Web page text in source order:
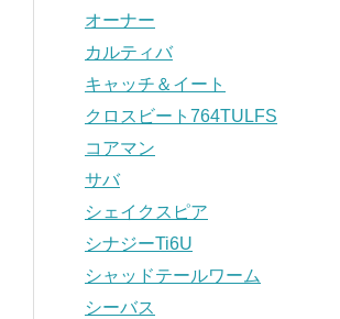
オーナー
カルティバ
キャッチ＆イート
クロスビート764TULFS
コアマン
サバ
シェイクスピア
シナジーTi6U
シャッドテールワーム
シーバス